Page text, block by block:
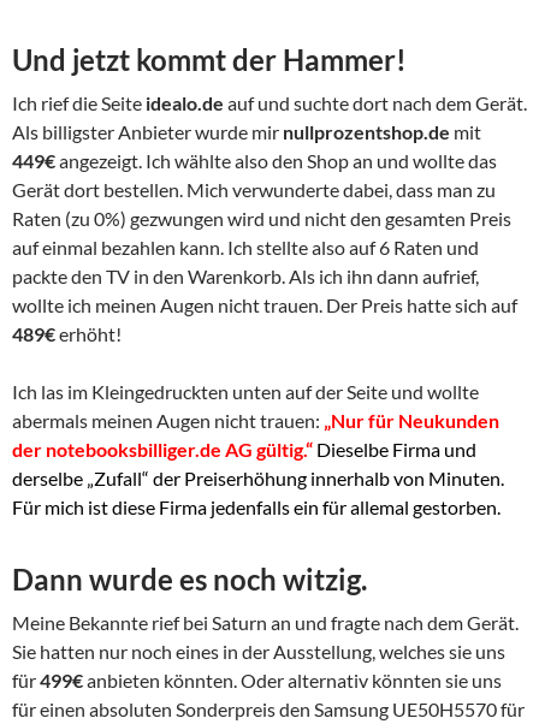
Und jetzt kommt der Hammer!
Ich rief die Seite idealo.de auf und suchte dort nach dem Gerät.
Als billigster Anbieter wurde mir nullprozentshop.de mit
449€angezeigt. Ich wählte also den Shop an und wollte das
Gerät dort bestellen. Mich verwunderte dabei, dass man zu
Raten (zu 0%) gezwungen wird und nicht den gesamten Preis
auf einmal bezahlen kann. Ich stellte also auf 6 Raten und
packte den TV in den Warenkorb. Als ich ihn dann aufrief,
wollte ich meinen Augen nicht trauen. Der Preis hatte sich auf
489€erhöht!
Ich las im Kleingedruckten unten auf der Seite und wollte
abermals meinen Augen nicht trauen: „Nur für Neukunden
der notebooksbilliger.de AG gültig.“ Dieselbe Firma und
derselbe „Zufall“ der Preiserhöhung innerhalb von Minuten.
Für mich ist diese Firma jedenfalls ein für allemal gestorben.
Dann wurde es noch witzig.
Meine Bekannte rief bei Saturn an und fragte nach dem Gerät.
Sie hatten nur noch eines in der Ausstellung, welches sie uns
für499€anbieten könnten. Oder alternativ könnten sie uns
für einen absoluten Sonderpreis den Samsung UE50H5570 für